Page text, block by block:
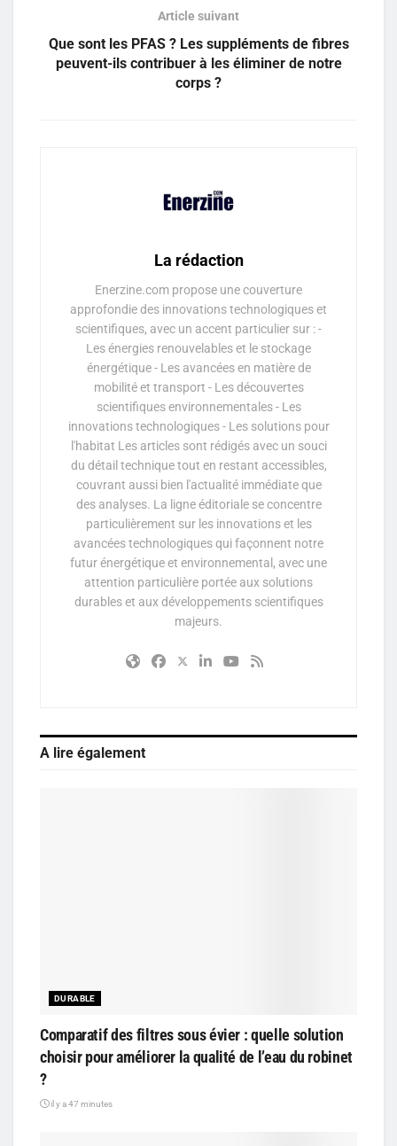
Article suivant
Que sont les PFAS ? Les suppléments de fibres
peuvent-ils contribuer à les éliminer de notre
corps ?
La rédaction
Enerzine.com propose une couverture
approfondie des innovations technologiques et
scientifiques, avec un accent particulier sur : -
Les énergies renouvelables et le stockage
énergétique - Les avancées en matière de
mobilité et transport - Les découvertes
scientifiques environnementales - Les
innovations technologiques - Les solutions pour
l'habitat Les articles sont rédigés avec un souci
du détail technique tout en restant accessibles,
couvrant aussi bien l'actualité immédiate que
des analyses. La ligne éditoriale se concentre
particulièrement sur les innovations et les
avancées technologiques qui façonnent notre
futur énergétique et environnemental, avec une
attention particulière portée aux solutions
durables et aux développements scientifiques
majeurs.
A lire également
DURABLE
Comparatif des filtres sous évier : quelle solution
choisir pour améliorer la qualité de l’eau du robinet
?
il y a 47 minutes